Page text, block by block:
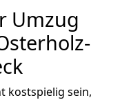
Umzug
kostspielig sein,